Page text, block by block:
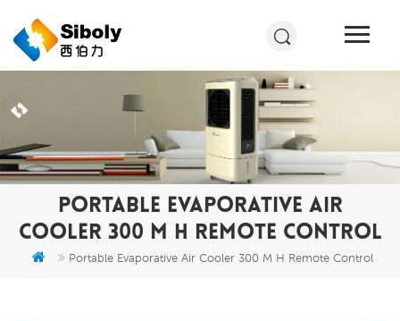
PORTABLE EVAPORATIVE AIR
COOLER 300 M H REMOTE CONTROL
Portable Evaporative Air Cooler 300 M H Remote Control